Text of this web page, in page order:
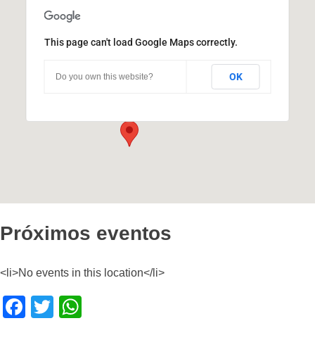
This page can't load Google Maps correctly.
Do you own this website? OK
Próximos eventos
<li>No events in this location</li>
F
T